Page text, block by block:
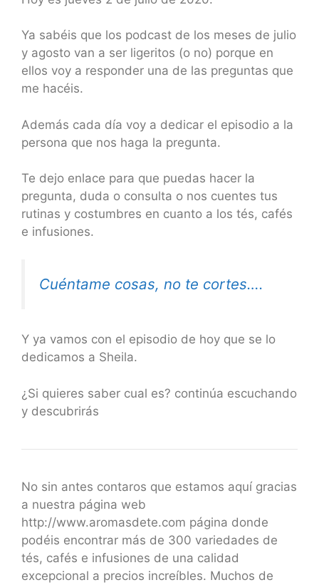
Ya sabéis que los podcast de los meses de julio
y agosto van a ser ligeritos (o no) porque en
ellos voy a responder una de las preguntas que
me hacéis.
Además cada día voy a dedicar el episodio a la
persona que nos haga la pregunta.
Te dejo enlace para que puedas hacer la
pregunta, duda o consulta o nos cuentes tus
rutinas y costumbres en cuanto a los tés, cafés
e infusiones.
Cuéntame cosas, no te cortes….
Y ya vamos con el episodio de hoy que se lo
dedicamos a Sheila.
¿Si quieres saber cual es? continúa escuchando
y descubrirás
No sin antes contaros que estamos aquí gracias
a nuestra página web
http://www.aromasdete.com página donde
podéis encontrar más de 300 variedades de
tés, cafés e infusiones de una calidad
excepcional a precios increíbles. Muchos de